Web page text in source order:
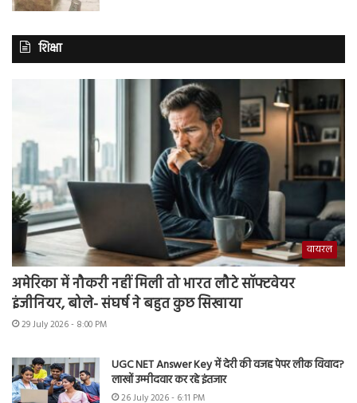
शिक्षा
वायरल
अमेरिका में नौकरी नहीं मिली तो भारत लौटे सॉफ्टवेयर
इंजीनियर, बोले- संघर्ष ने बहुत कुछ सिखाया
29 July 2026 - 8:00 PM
UGC NET Answer Key में देरी की वजह पेपर लीक विवाद?
लाखों उम्मीदवार कर रहे इंतजार
26 July 2026 - 6:11 PM